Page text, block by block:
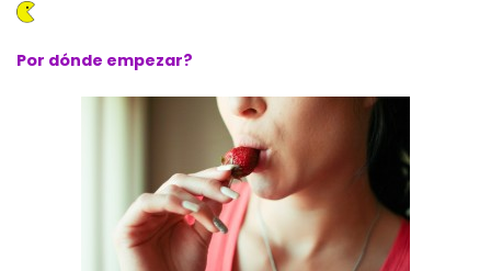
Por dónde empezar?